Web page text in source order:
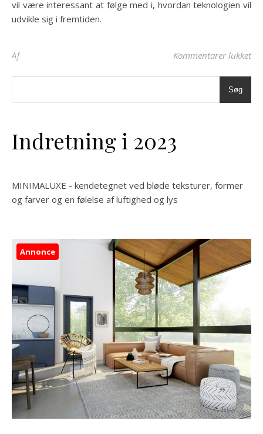
vil være interessant at følge med i, hvordan teknologien vil
udvikle sig i fremtiden.
Af Kommentarer lukkettil
Søg
Indretning i 2023
MINIMALUXE - kendetegnet ved bløde teksturer, former
og farver og en følelse af luftighed og lys
Annonce